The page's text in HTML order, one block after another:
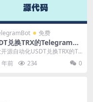
免费
兑换TRX的Telegram机
源自动化USDT兑换TRX的Te
机器人！ 项目简介 ...
年前 234 0